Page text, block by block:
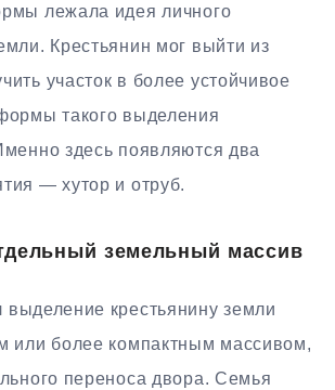
лежала идея личного
Крестьянин мог выйти из
участок в более устойчивое
такого выделения
здесь появляются два
— хутор и отруб.
земельный массив
выделение крестьянину земли
или более компактным массивом,
переноса двора. Семья